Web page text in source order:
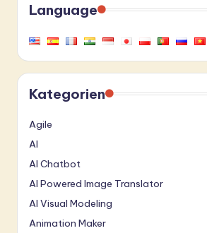
Language
Kategorien
Agile
AI
AI Chatbot
AI Powered Image Translator
AI Visual Modeling
Animation Maker